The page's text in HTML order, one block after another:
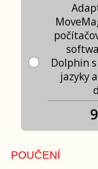
Dolphin
jazyky
POUČENÍ